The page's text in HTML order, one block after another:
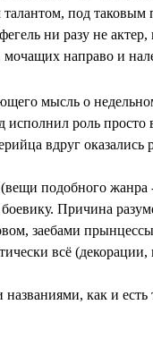
под таковым
ни разу не актер,
мочащих направо и
мысль о
роль просто
вдруг оказались
подобного жанра
Причина
заебами
всё (декорации,
как и